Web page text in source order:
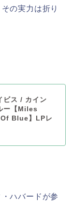
の実力は折り
ビス / カイン
ー【Miles
Blue】LPレ
ハバードが参